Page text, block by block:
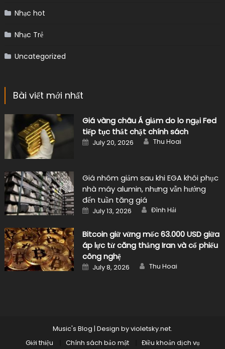
Nhạc hot
Nhạc Trẻ
Uncategorized
Bài viết mới nhất
Giá vàng châu Á giảm do lo ngại Fed
tiếp tục thắt chặt chính sách
Posted
on
July 20, 2026 Author
Thu Hoai
Giá nhôm giảm sau khi EGA khôi phục
nhà máy alumin, nhưng vẫn hướng
đến tuần tăng giá
Posted
on
July 13, 2026 Author
Đình Hải
Bitcoin giữ vững mốc 63.000 USD giữa
áp lực từ căng thẳng Iran và cổ phiếu
công nghệ
Posted
on
July 8, 2026 Author
Thu Hoai
Music's Blog | Design byvioletsky.net.
Giới thiệu
Chính sách bảo mật
Điều khoản dịch vụ